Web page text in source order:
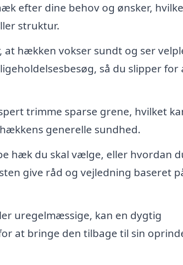
efter dine behov og ønsker,
struktur.
at hækken vokser sundt og ser
så du slipper for
trimme sparse grene, hvilket
generelle sundhed.
hæk du skal vælge, eller hvordan
give råd og vejledning baseret
uregelmæssige, kan en dygtig
at bringe den tilbage til sin